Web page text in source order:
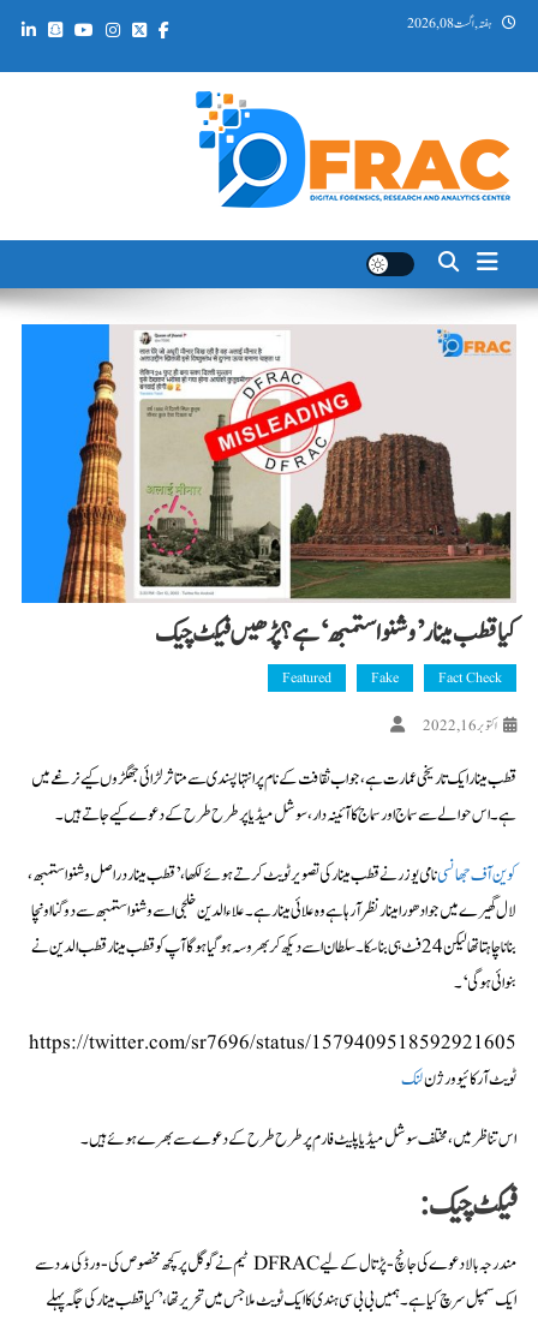
Skip ہفتہ, اگست 08, 2026
DFRAC_ORG
کیا قطب مینار ’وشنو استمبھ‘ ہے؟ پڑھیں فیکٹ چیک
Fact Check
Fake
Featured
اکتوبر 16, 2022
قطب مینار ایک تاریخی عمارت ہے، جو اب ثقافت کے نام پر انتہا پسندی سے متاثر لڑائی جھگڑوں کیے نرغے میں
ہے۔ اس حوالے سے سماج اور سماج کا آئینہ دار، سوشل میڈیا پر طرح طرح کے دعوے کیے جاتے ہیں۔
کوین آف جھانسینامی یوزر نے قطب مینار کی تصویر ٹویٹ کرتے ہوئے لکھا، ’قطب مینار در اصل وشنو استمبھ،
لال گھیرے میں جو ادھورا مینار نظر آ رہا ہے وہ علائی مینار ہے۔ علاء الدین خلجی اسے وشنو استمبھ سے دوگنا اونچا
بنانا چاہتا تھا لیکن 24 فٹ ہی بنا سکا۔ سلطان اسے دیکھ کر بھروسہ ہو گیا ہوگا آپ کو قطب مینار قطب الدین نے
بنوائی ہوگی‘۔
https://twitter.com/sr7696/status/1579409518592921605
ٹویٹ آرکائیو ورژنلنک
اس تناظر میں، مختلف سوشل میڈیا پلیٹ فارم پر طرح طرح کے دعوے سے بھرے ہوئے ہیں۔
فیکٹ چیک:
مندرجہ بالا دعوے کی جانچ-پڑتال کے لیے DFRAC ٹیم نے گوگل پر کچھ مخصوص کی-ورڈ کی مدد سے
ایک سمپل سرچ کیا ہے۔ ہمیں بی بی سی ہندی کا ایک ٹویٹ ملا جس میں تحریر تھا،’کیا قطب مینار کی جگہ پہلے